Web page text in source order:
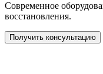
Современное
восстановления.
Получить консультацию